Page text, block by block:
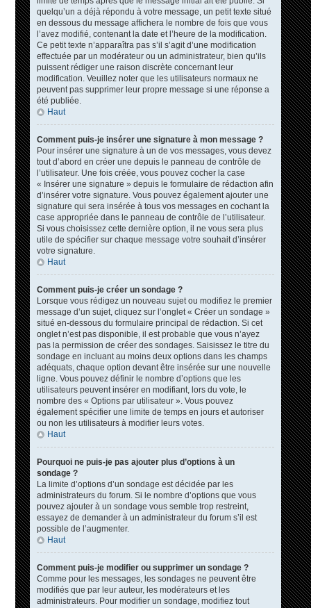
quelqu’un a déjà répondu à votre message, un petit texte situé
en dessous du message affichera le nombre de fois que vous
l’avez modifié, contenant la date et l’heure de la modification.
Ce petit texte n’apparaîtra pas s’il s’agit d’une modification
effectuée par un modérateur ou un administrateur, bien qu’ils
puissent rédiger une raison discrète concernant leur
modification. Veuillez noter que les utilisateurs normaux ne
peuvent pas supprimer leur propre message si une réponse a
été publiée.
Haut
Comment puis-je insérer une signature à mon message ?
Pour insérer une signature à un de vos messages, vous devez
tout d’abord en créer une depuis le panneau de contrôle de
l’utilisateur. Une fois créée, vous pouvez cocher la case
« Insérer une signature » depuis le formulaire de rédaction afin
d’insérer votre signature. Vous pouvez également ajouter une
signature qui sera insérée à tous vos messages en cochant la
case appropriée dans le panneau de contrôle de l’utilisateur.
Si vous choisissez cette dernière option, il ne vous sera plus
utile de spécifier sur chaque message votre souhait d’insérer
votre signature.
Haut
Comment puis-je créer un sondage ?
Lorsque vous rédigez un nouveau sujet ou modifiez le premier
message d’un sujet, cliquez sur l’onglet « Créer un sondage »
situé en-dessous du formulaire principal de rédaction. Si cet
onglet n’est pas disponible, il est probable que vous n’ayez
pas la permission de créer des sondages. Saisissez le titre du
sondage en incluant au moins deux options dans les champs
adéquats, chaque option devant être insérée sur une nouvelle
ligne. Vous pouvez définir le nombre d’options que les
utilisateurs peuvent insérer en modifiant, lors du vote, le
nombre des « Options par utilisateur ». Vous pouvez
également spécifier une limite de temps en jours et autoriser
ou non les utilisateurs à modifier leurs votes.
Haut
Pourquoi ne puis-je pas ajouter plus d’options à un
sondage ?
La limite d’options d’un sondage est décidée par les
administrateurs du forum. Si le nombre d’options que vous
pouvez ajouter à un sondage vous semble trop restreint,
essayez de demander à un administrateur du forum s’il est
possible de l’augmenter.
Haut
Comment puis-je modifier ou supprimer un sondage ?
Comme pour les messages, les sondages ne peuvent être
modifiés que par leur auteur, les modérateurs et les
administrateurs. Pour modifier un sondage, modifiez tout